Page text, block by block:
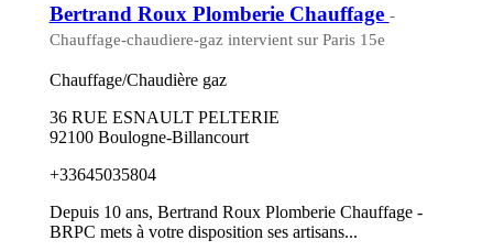
Bertrand Roux Plomberie Chauffage -
Chauffage-chaudiere-gaz intervient sur Paris 15e
Chauffage/Chaudière gaz
36 RUE ESNAULT PELTERIE
92100 Boulogne-Billancourt
+33645035804
Depuis 10 ans, Bertrand Roux Plomberie Chauffage -
BRPC mets à votre disposition ses artisans...